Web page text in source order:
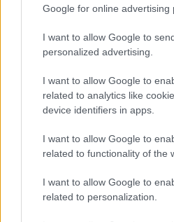
Google for online advertising
I want to allow Google to
personalized advertising.
I want to allow Google to
related to analytics like
device identifiers in apps.
I want to allow Google to
related to functionality of the
I want to allow Google to
related to personalization.